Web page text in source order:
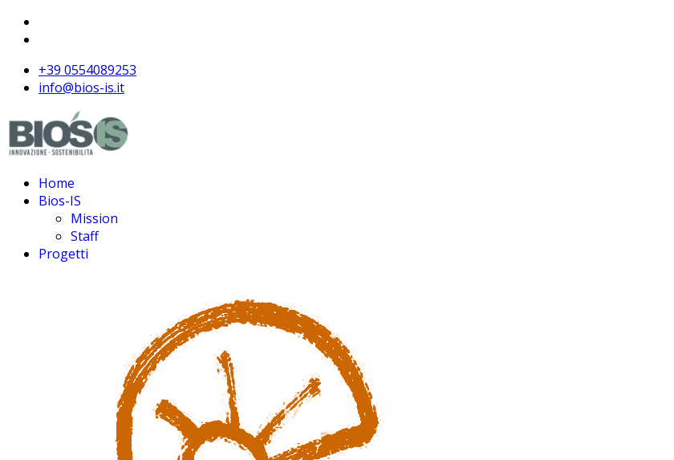
+39 0554089253
info@bios-is.it
Home
Bios-IS
Mission
Staff
Progetti